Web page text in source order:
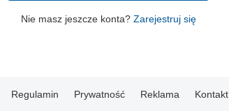
Nie masz jeszcze konta? Zarejestruj się
Regulamin Prywatność Reklama Kontakt